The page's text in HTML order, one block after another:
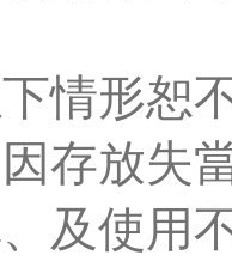
情形恕
存放失
及使用